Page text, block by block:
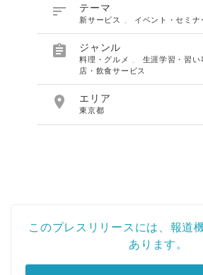
 テーマ
新サービス イベント・セミナ
 ジャンル
料理・グルメ 生涯学習・習い
店・飲食サービス
 エリア
東京都
このプレスリリースには、報道
あります。